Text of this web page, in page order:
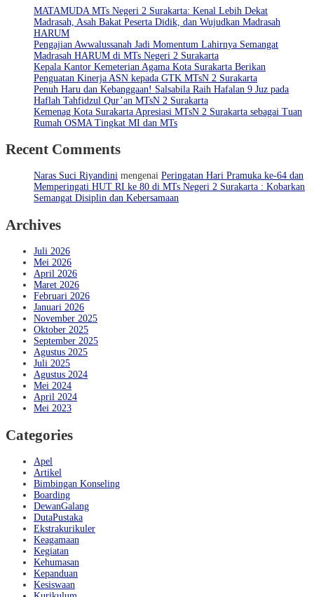
MATAMUDA MTs Negeri 2 Surakarta: Kenal Lebih Dekat
Madrasah, Asah Bakat Peserta Didik, dan Wujudkan Madrasah
HARUM
Pengajian Awwalussanah Jadi Momentum Lahirnya Semangat
Madrasah HARUM di MTs Negeri 2 Surakarta
Kepala Kantor Kemeterian Agama Kota Surakarta Berikan
Penguatan Kinerja ASN kepada GTK MTsN 2 Surakarta
Penuh Haru dan Kebanggaan! Salsabila Raih Hafalan 9 Juz pada
Haflah Tahfidzul Qur’an MTsN 2 Surakarta
Kemenag Kota Surakarta Apresiasi MTsN 2 Surakarta sebagai Tuan
Rumah OSMA Tingkat MI dan MTs
Recent Comments
Naras Suci Riyandini mengenai Peringatan Hari Pramuka ke-64 dan
Memperingati HUT RI ke 80 di MTs Negeri 2 Surakarta : Kobarkan
Semangat Disiplin dan Kebersamaan
Archives
Juli 2026
Mei 2026
April 2026
Maret 2026
Februari 2026
Januari 2026
November 2025
Oktober 2025
September 2025
Agustus 2025
Juli 2025
Agustus 2024
Mei 2024
April 2024
Mei 2023
Categories
Apel
Artikel
Bimbingan Konseling
Boarding
DewanGalang
DutaPustaka
Ekstrakurikuler
Keagamaan
Kegiatan
Kehumasan
Kepanduan
Kesiswaan